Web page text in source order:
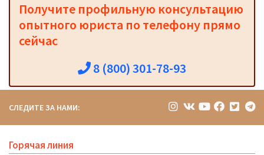
Получите профильную консультацию
опытного юриста по телефону прямо
сейчас
8 (800) 301-78-93
СЛЕДИТЕ ЗА НАМИ:
Горячая линия